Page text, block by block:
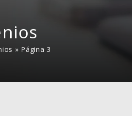
» Página 3